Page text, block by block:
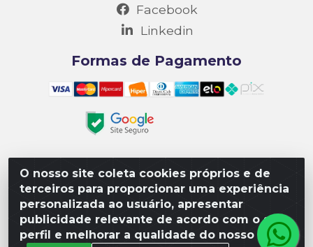
O nosso site coleta cookies próprios e de
terceiros para proporcionar uma experiência
personalizada ao usuário, apresentar
publicidade relevante de acordo com o seu
perfil e melhorar a qualidade do nosso site.
Facebook
Linkedin
Formas de Pagamento
Matriz R3 Suprimentos - Rua 14, Polo Empresarial Goiás
– Etapa III, Quadra: 15; Lote 04, Aparecida de
Goiânia/GO, CEP 74985-182. - CNPJ 10.641.901/0001-16